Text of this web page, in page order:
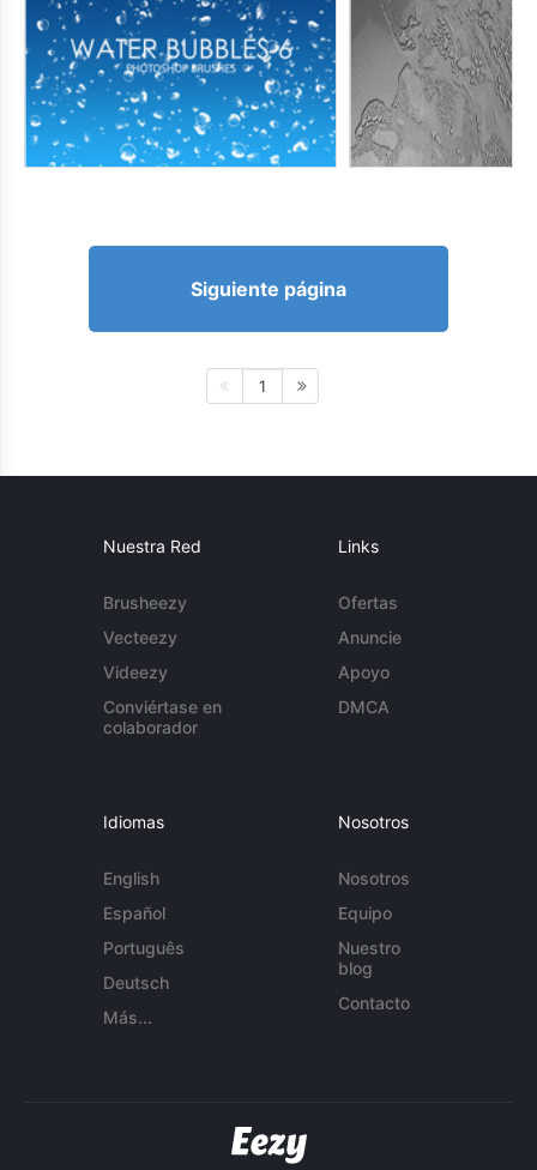
Siguiente página
1
Nuestra Red
Brusheezy
Vecteezy
Videezy
Conviértase en
colaborador
Links
Ofertas
Anuncie
Apoyo
DMCA
Idiomas
English
Español
Português
Deutsch
Más...
Nosotros
Nosotros
Equipo
Nuestro
blog
Contacto